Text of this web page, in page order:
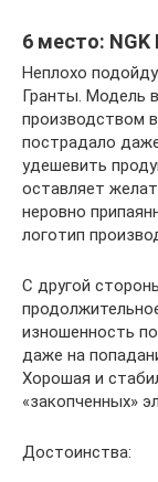
6 место: NGK
Неплохо
Гранты. Модель
производством
пострадало
удешевить
оставляет
неровно
логотип
С другой
изношенность
даже на
Хорошая и
«закопченных»
Достоинства: